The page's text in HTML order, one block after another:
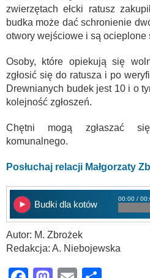
zwierzętach ełcki ratusz
budka może dać schronienie
otwory wejściowe i są ocieplone
Osoby, które opiekują się
zgłosić się do ratusza i po
Drewnianych budek jest 10 i o
kolejność zgłoszeń.
Chętni mogą zgłaszać
komunalnego.
Posłuchaj relacji Małgorzaty
Budki dla kotów
00:00 /
Autor: M. Zbrożek
Redakcja: A. Niebojewska